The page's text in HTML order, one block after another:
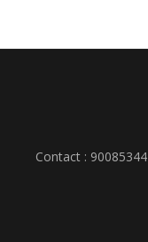
Contact : 90085344